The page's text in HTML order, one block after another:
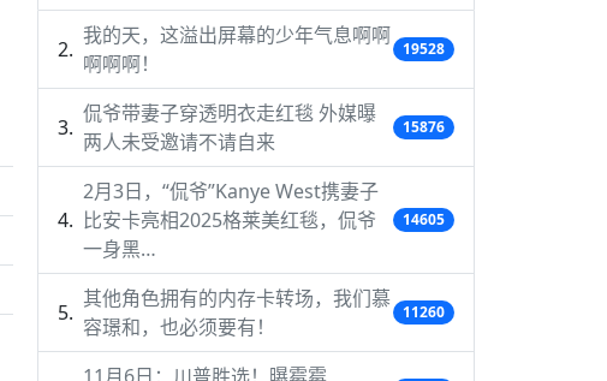
我的天，这溢出屏幕的少年气息啊啊
啊啊啊！
19528
侃爷带妻子穿透明衣走红毯 外媒曝
两人未受邀请不请自来
15876
2月3日，“侃爷”Kanye West携妻子
比安卡亮相2025格莱美红毯，侃爷
一身黑…
14605
其他角色拥有的内存卡转场，我们慕
容璟和，也必须要有！
11260